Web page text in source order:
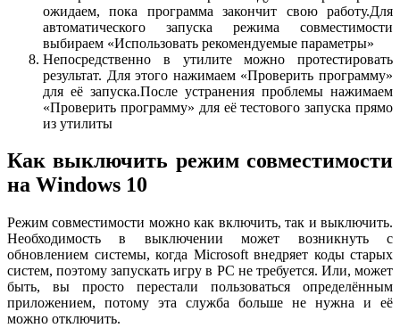
ожидаем, пока программа закончит свою работу.Для
автоматического запуска режима совместимости
выбираем «Использовать рекомендуемые параметры»
Непосредственно в утилите можно протестировать
результат. Для этого нажимаем «Проверить программу»
для её запуска.После устранения проблемы нажимаем
«Проверить программу» для её тестового запуска прямо
из утилиты
Как выключить режим совместимости
на Windows 10
Режим совместимости можно как включить, так и выключить.
Необходимость в выключении может возникнуть с
обновлением системы, когда Microsoft внедряет коды старых
систем, поэтому запускать игру в РС не требуется. Или, может
быть, вы просто перестали пользоваться определённым
приложением, потому эта служба больше не нужна и её
можно отключить.